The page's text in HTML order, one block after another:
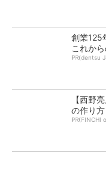
創業125
これか
PR(dentsu
【西野
の作り
PR(FINCHI